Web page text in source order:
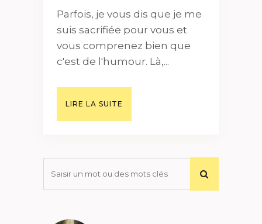
Parfois, je vous dis que je me
suis sacrifiée pour vous et
vous comprenez bien que
c'est de l'humour. Là,...
LIRE LA SUITE